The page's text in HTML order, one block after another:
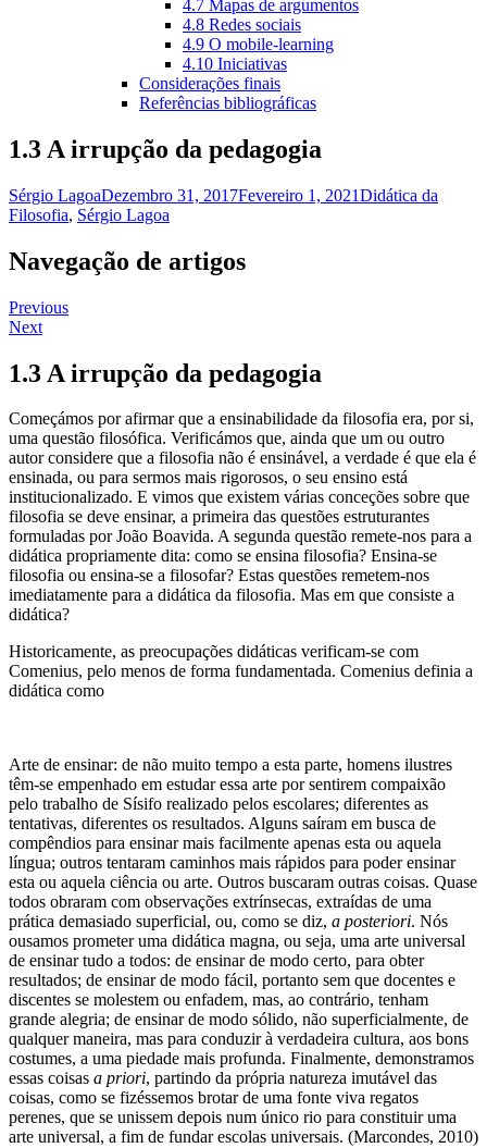
4.7 Mapas de argumentos
4.8 Redes sociais
4.9 O mobile-learning
4.10 Iniciativas
Considerações finais
Referências bibliográficas
1.3 A irrupção da pedagogia
Sérgio LagoaDezembro 31, 2017Fevereiro 1, 2021Didática da
Filosofia, Sérgio Lagoa
Navegação de artigos
Previous
Next
1.3 A irrupção da pedagogia
Começámos por afirmar que a ensinabilidade da filosofia era, por si,
uma questão filosófica. Verificámos que, ainda que um ou outro
autor considere que a filosofia não é ensinável, a verdade é que ela é
ensinada, ou para sermos mais rigorosos, o seu ensino está
institucionalizado. E vimos que existem várias conceções sobre que
filosofia se deve ensinar, a primeira das questões estruturantes
formuladas por João Boavida. A segunda questão remete-nos para a
didática propriamente dita: como se ensina filosofia? Ensina-se
filosofia ou ensina-se a filosofar? Estas questões remetem-nos
imediatamente para a didática da filosofia. Mas em que consiste a
didática?
Historicamente, as preocupações didáticas verificam-se com
Comenius, pelo menos de forma fundamentada. Comenius definia a
didática como
Arte de ensinar: de não muito tempo a esta parte, homens ilustres
têm-se empenhado em estudar essa arte por sentirem compaixão
pelo trabalho de Sísifo realizado pelos escolares; diferentes as
tentativas, diferentes os resultados. Alguns saíram em busca de
compêndios para ensinar mais facilmente apenas esta ou aquela
língua; outros tentaram caminhos mais rápidos para poder ensinar
esta ou aquela ciência ou arte. Outros buscaram outras coisas. Quase
todos obraram com observações extrínsecas, extraídas de uma
prática demasiado superficial, ou, como se diz, a posteriori. Nós
ousamos prometer uma didática magna, ou seja, uma arte universal
de ensinar tudo a todos: de ensinar de modo certo, para obter
resultados; de ensinar de modo fácil, portanto sem que docentes e
discentes se molestem ou enfadem, mas, ao contrário, tenham
grande alegria; de ensinar de modo sólido, não superficialmente, de
qualquer maneira, mas para conduzir à verdadeira cultura, aos bons
costumes, a uma piedade mais profunda. Finalmente, demonstramos
essas coisas a priori, partindo da própria natureza imutável das
coisas, como se fizéssemos brotar de uma fonte viva regatos
perenes, que se unissem depois num único rio para constituir uma
arte universal, a fim de fundar escolas universais. (Marcondes, 2010)